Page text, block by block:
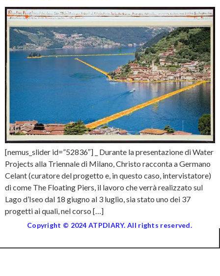
[nemus_slider id=”52836″] _ Durante la presentazione di Water
Projects alla Triennale di Milano, Christo racconta a Germano
Celant (curatore del progetto e, in questo caso, intervistatore)
di come The Floating Piers, il lavoro che verrà realizzato sul
Lago d’Iseo dal 18 giugno al 3 luglio, sia stato uno dei 37
progetti ai quali, nel corso […]
Copyright © 2024 ATPDIARY. All rights reserved.